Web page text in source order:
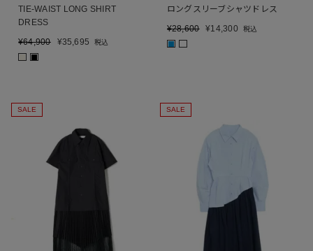
TIE-WAIST LONG SHIRT
DRESS
¥64,900 ¥35,695 税込
■
ロングスリーブシャツドレス
¥28,600 ¥14,300 税込
■
SALE SALE